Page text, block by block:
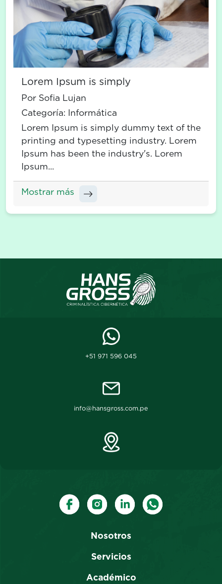
Lorem Ipsum is simply
Por Sofia Lujan
Categoría: Informática
Lorem Ipsum is simply dummy text of the
printing and typesetting industry. Lorem
Ipsum has been the industry's. Lorem
Ipsum...
Mostrar más
+51 971 596 045
info@hansgross.com.pe
Nosotros
Servicios
Académico